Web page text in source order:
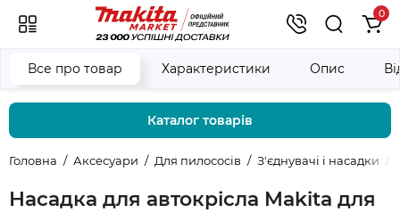
0
Каталог товарів
Головна Аксесуари Для пилососів З'єднувачі і насадки
Насадка для автокрісла Makita для
Все про товар Характеристики Опис